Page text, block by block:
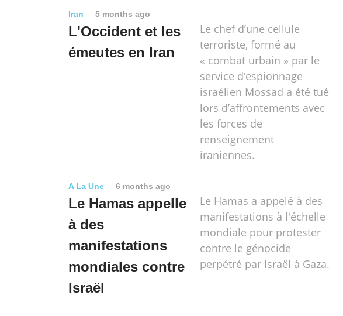
Iran 5 months ago
L'Occident et les
émeutes en Iran
Le chef d’une cellule
terroriste, formé au
« combat urbain » par le
service d’espionnage
israélien Mossad a été tué
lors d’affrontements avec
les forces de
renseignement
iraniennes.
A La Une 6 months ago
Le Hamas appelle
à des
manifestations
mondiales contre
Israël
Le Hamas a appelé à des
manifestations à l'échelle
mondiale pour protester
contre le génocide
perpétré par Israël à Gaza.